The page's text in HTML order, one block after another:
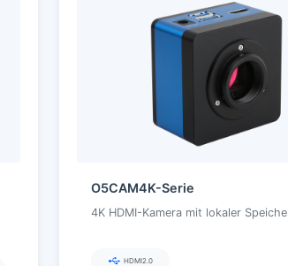
O5CAM4K-Serie
4K HDMI-Kamera mit lokaler
HDMI2.0